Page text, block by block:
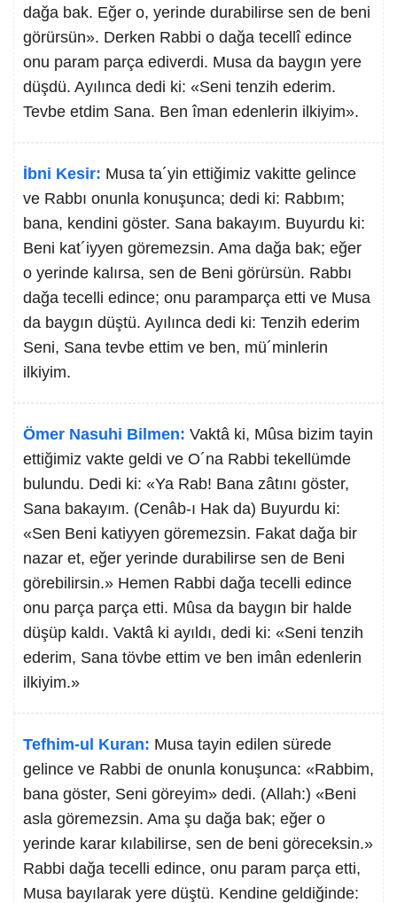
dağa bak. Eğer o, yerinde durabilirse sen de beni
görürsün». Derken Rabbi o dağa tecellî edince
onu param parça ediverdi. Musa da baygın yere
düşdü. Ayılınca dedi ki: «Seni tenzih ederim.
Tevbe etdim Sana. Ben îman edenlerin ilkiyim».
İbni Kesir: Musa ta´yin ettiğimiz vakitte gelince
ve Rabbı onunla konuşunca; dedi ki: Rabbım;
bana, kendini göster. Sana bakayım. Buyurdu ki:
Beni kat´iyyen göremezsin. Ama dağa bak; eğer
o yerinde kalırsa, sen de Beni görürsün. Rabbı
dağa tecelli edince; onu paramparça etti ve Musa
da baygın düştü. Ayılınca dedi ki: Tenzih ederim
Seni, Sana tevbe ettim ve ben, mü´minlerin
ilkiyim.
Ömer Nasuhi Bilmen: Vaktâ ki, Mûsa bizim tayin
ettiğimiz vakte geldi ve O´na Rabbi tekellümde
bulundu. Dedi ki: «Ya Rab! Bana zâtını göster,
Sana bakayım. (Cenâb-ı Hak da) Buyurdu ki:
«Sen Beni katiyyen göremezsin. Fakat dağa bir
nazar et, eğer yerinde durabilirse sen de Beni
görebilirsin.» Hemen Rabbi dağa tecelli edince
onu parça parça etti. Mûsa da baygın bir halde
düşüp kaldı. Vaktâ ki ayıldı, dedi ki: «Seni tenzih
ederim, Sana tövbe ettim ve ben imân edenlerin
ilkiyim.»
Tefhim-ul Kuran: Musa tayin edilen sürede
gelince ve Rabbi de onunla konuşunca: «Rabbim,
bana göster, Seni göreyim» dedi. (Allah:) «Beni
asla göremezsin. Ama şu dağa bak; eğer o
yerinde karar kılabilirse, sen de beni göreceksin.»
Rabbi dağa tecelli edince, onu param parça etti,
Musa bayılarak yere düştü. Kendine geldiğinde: